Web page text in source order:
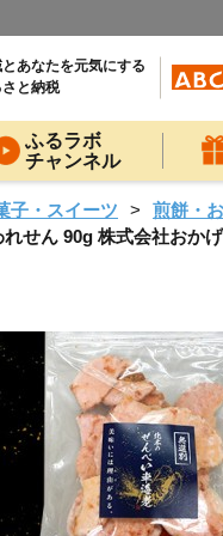
あなたを元気にする
と納税
ふるラボ
チャンネル
子・スイーツ
煎餅・
せん 90g 株式会社おか